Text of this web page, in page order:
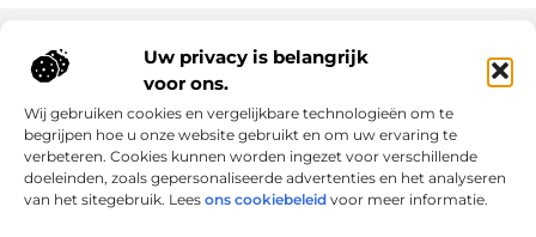
Uw privacy is belangrijk
voor ons.
Wij gebruiken cookies en vergelijkbare technologieën om te
begrijpen hoe u onze website gebruikt en om uw ervaring te
verbeteren. Cookies kunnen worden ingezet voor verschillende
doeleinden, zoals gepersonaliseerde advertenties en het analyseren
van het sitegebruik. Lees ons cookiebeleid voor meer informatie.
Onze informatie